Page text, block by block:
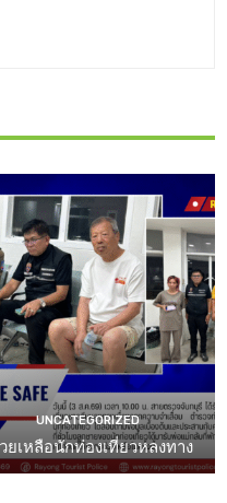
UNCATEGORIZED
ยเหลือนักท่องเที่ยวหลงทาง